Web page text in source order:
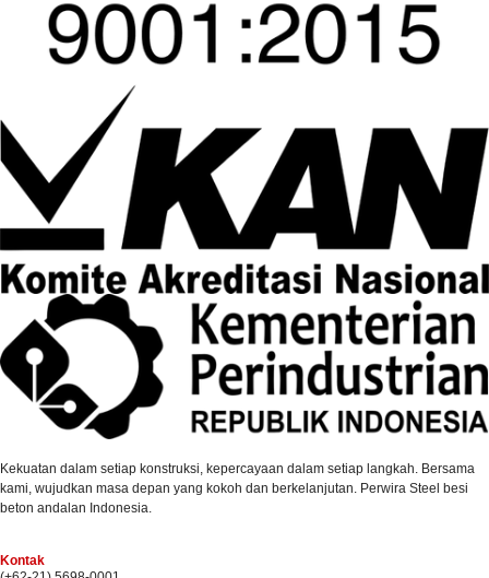
Kekuatan dalam setiap konstruksi, kepercayaan dalam setiap langkah. Bersama
kami, wujudkan masa depan yang kokoh dan berkelanjutan. Perwira Steel besi
beton andalan Indonesia.
Kontak